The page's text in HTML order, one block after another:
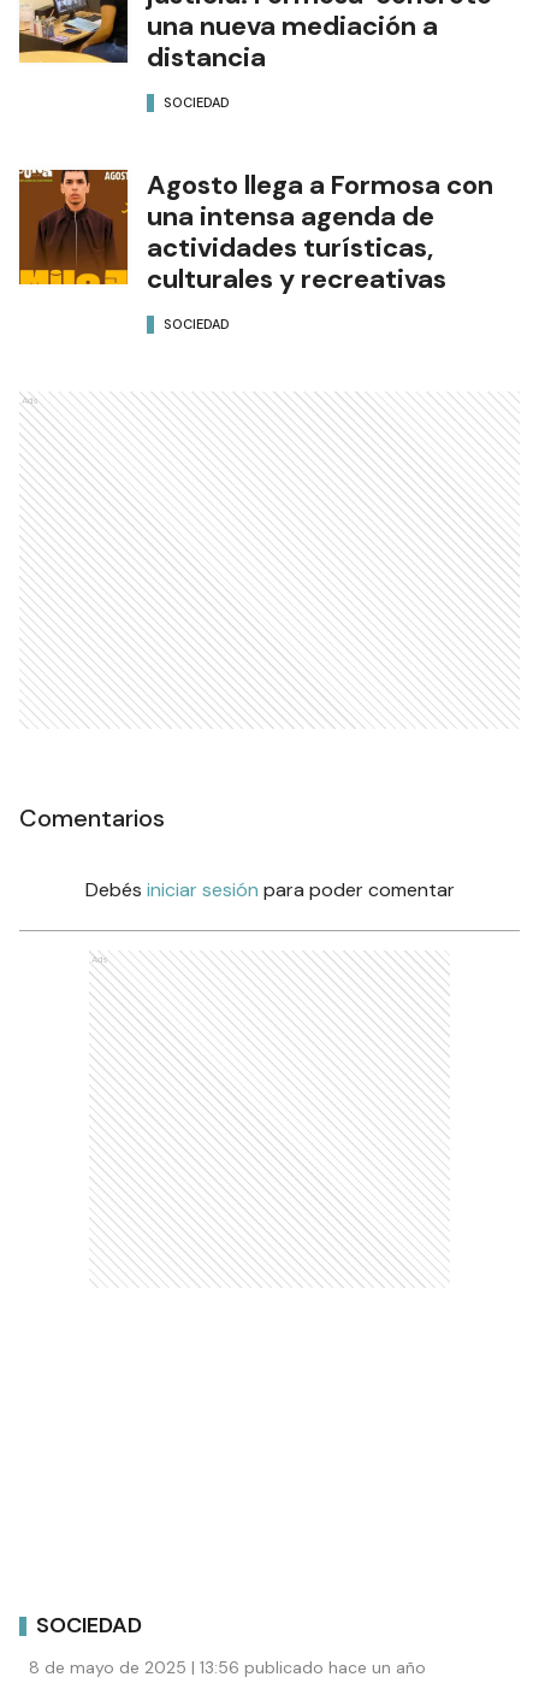
una nueva mediación a
distancia
SOCIEDAD
Agosto llega a Formosa con
una intensa agenda de
actividades turísticas,
culturales y recreativas
SOCIEDAD
Ads
Comentarios
Debés iniciar sesión para poder comentar
Ads
SOCIEDAD
8 de mayo de 2025 | 13:56 publicado hace un año